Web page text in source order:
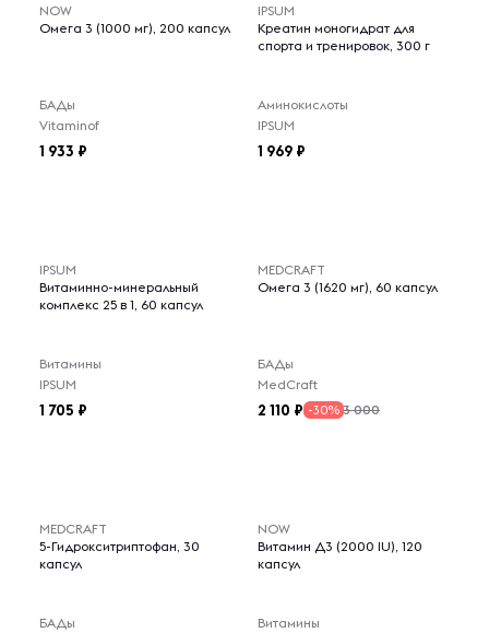
NOW
Омега 3 (1000 мг), 200 капсул
БАДы
Vitaminof
1 933
IPSUM
Креатин моногидрат для
спорта и тренировок, 300 г
Аминокислоты
IPSUM
1 969
IPSUM
Витаминно-минеральный
комплекс 25 в 1, 60 капсул
Витамины
IPSUM
1 705
MEDCRAFT
Омега 3 (1620 мг), 60 капсул
БАДы
MedCraft
2 110 -30% 3 000
MEDCRAFT
5-Гидрокситриптофан, 30
капсул
БАДы
NOW
Витамин Д3 (2000 IU), 120
капсул
Витамины